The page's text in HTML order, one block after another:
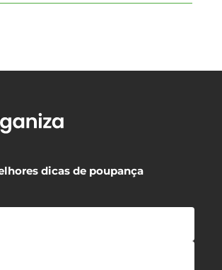
dicas de poupança